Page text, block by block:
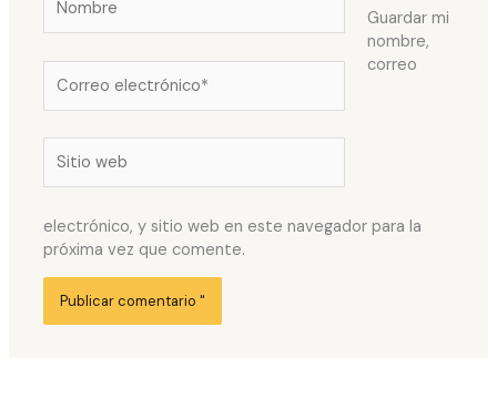
electrónico*
web
Guardar mi
nombre,
correo
electrónico, y sitio web en este navegador para la
próxima vez que comente.